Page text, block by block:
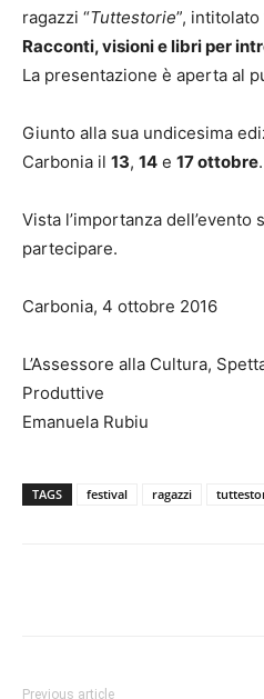
ragazzi “Tuttestorie”, intitolato
Racconti, visioni e libri per
La presentazione è aperta al
Giunto alla sua undicesima
Carbonia il 13, 14 e 17 ottobre.
Vista l’importanza
partecipare.
Carbonia, 4 ottobre 2016
L’Assessore alla Cultura,
Produttive
Emanuela Rubiu
TAGS festival ragazzi
Previous article